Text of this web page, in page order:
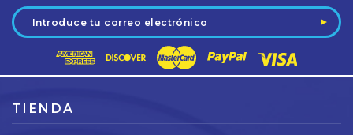
Dirección
de
electrónico
TIENDA